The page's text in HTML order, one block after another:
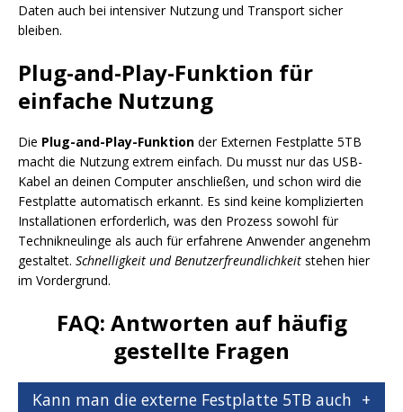
Daten auch bei intensiver Nutzung und Transport sicher
bleiben.
Plug-and-Play-Funktion für
einfache Nutzung
Die Plug-and-Play-Funktion der Externen Festplatte 5TB
macht die Nutzung extrem einfach. Du musst nur das USB-
Kabel an deinen Computer anschließen, und schon wird die
Festplatte automatisch erkannt. Es sind keine komplizierten
Installationen erforderlich, was den Prozess sowohl für
Technikneulinge als auch für erfahrene Anwender angenehm
gestaltet. Schnelligkeit und Benutzerfreundlichkeit stehen hier
im Vordergrund.
FAQ: Antworten auf häufig
gestellte Fragen
Kann man die externe Festplatte 5TB auch